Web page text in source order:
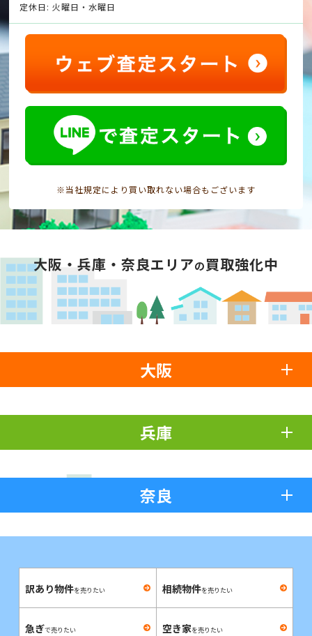
定休日: 火曜日・水曜日
※当社規定により買い取れない場合もございます
大阪・兵庫・奈良エリアの買取強化中
大阪
兵庫
奈良
訳あり物件を売りたい 相続物件を売りたい
急ぎで売りたい 空き家を売りたい